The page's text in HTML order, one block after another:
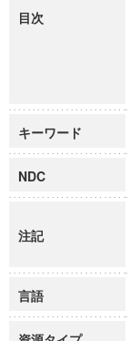
目次
キーワード
NDC
注記
言語